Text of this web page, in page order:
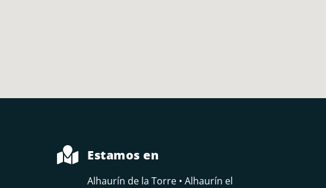
 Estamos en
Alhaurín de la Torre • Alhaurín el